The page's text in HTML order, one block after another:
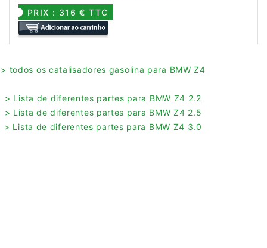
PRIX : 316 € TTC
> todos os catalisadores gasolina para BMW Z4
> Lista de diferentes partes para BMW Z4 2.2
> Lista de diferentes partes para BMW Z4 2.5
> Lista de diferentes partes para BMW Z4 3.0